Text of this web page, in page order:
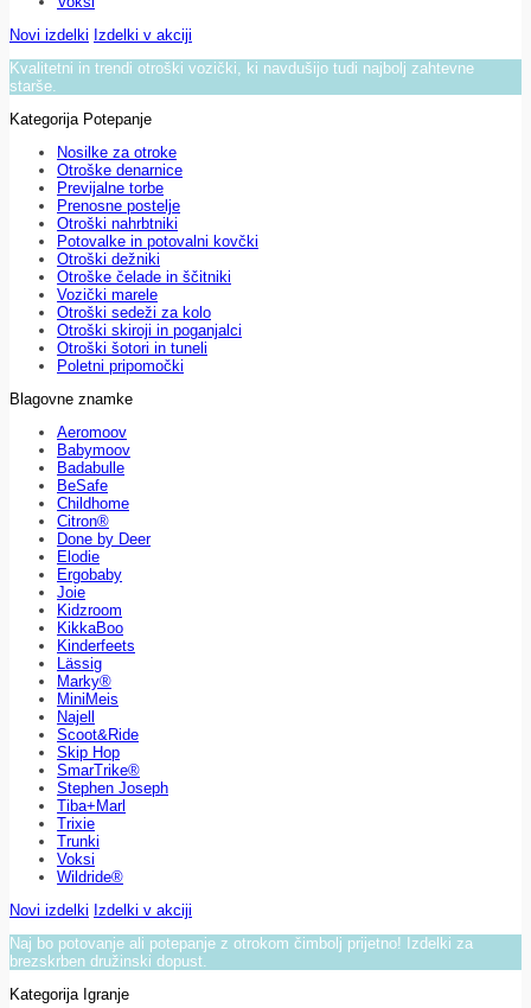
Novi izdelki Izdelki v akciji
Kvalitetni in trendi otroški vozički, ki navdušijo tudi najbolj zahtevne
starše.
Kategorija Potepanje
Nosilke za otroke
Otroške denarnice
Previjalne torbe
Prenosne postelje
Otroški nahrbtniki
Potovalke in potovalni kovčki
Otroški dežniki
Otroške čelade in ščitniki
Vozički marele
Otroški sedeži za kolo
Otroški skiroji in poganjalci
Otroški šotori in tuneli
Poletni pripomočki
Blagovne znamke
Aeromoov
Babymoov
Badabulle
BeSafe
Childhome
Citron®
Done by Deer
Elodie
Ergobaby
Joie
Kidzroom
KikkaBoo
Kinderfeets
Lässig
Marky®
MiniMeis
Najell
Scoot&Ride
Skip Hop
SmarTrike®
Stephen Joseph
Tiba+Marl
Trixie
Trunki
Voksi
Wildride®
Novi izdelki Izdelki v akciji
Naj bo potovanje ali potepanje z otrokom čimbolj prijetno! Izdelki za
brezskrben družinski dopust.
Kategorija Igranje